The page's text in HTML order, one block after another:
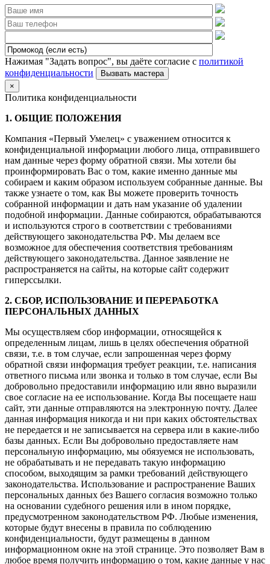
Нажимая "Задать вопрос", вы даёте согласие с политикой
конфиденциальности
×
Политика конфиденциальности
1. ОБЩИЕ ПОЛОЖЕНИЯ
Компания «Первый Умелец» с уважением относится к
конфиденциальной информации любого лица, отправившего
нам данные через форму обратной связи. Мы хотели бы
проинформировать Вас о том, какие именно данные мы
собираем и каким образом используем собранные данные. Вы
также узнаете о том, как Вы можете проверить точность
собранной информации и дать нам указание об удалении
подобной информации. Данные собираются, обрабатываются
и используются строго в соответствии с требованиями
действующего законодательства РФ. Мы делаем все
возможное для обеспечения соответствия требованиям
действующего законодательства. Данное заявление не
распространяется на сайты, на которые сайт содержит
гиперссылки.
2. СБОР, ИСПОЛЬЗОВАНИЕ И ПЕРЕРАБОТКА
ПЕРСОНАЛЬНЫХ ДАННЫХ
Мы осуществляем сбор информации, относящейся к
определенным лицам, лишь в целях обеспечения обратной
связи, т.е. в том случае, если запрошенная через форму
обратной связи информация требует реакции, т.е. написания
ответного письма или звонка и только в том случае, если Вы
добровольно предоставили информацию или явно выразили
свое согласие на ее использование. Когда Вы посещаете наш
сайт, эти данные отправляются на электронную почту. Далее
данная информация никогда и ни при каких обстоятельствах
не передается и не записывается на сервера или в какие-либо
базы данных. Если Вы добровольно предоставляете нам
персональную информацию, мы обязуемся не использовать,
не обрабатывать и не передавать такую информацию
способом, выходящим за рамки требований действующего
законодательства. Использование и распространение Ваших
персональных данных без Вашего согласия возможно только
на основании судебного решения или в ином порядке,
предусмотренном законодательством РФ. Любые изменения,
которые будут внесены в правила по соблюдению
конфиденциальности, будут размещены в данном
информационном окне на этой странице. Это позволяет Вам в
любое время получить информацию о том, какие данные у нас